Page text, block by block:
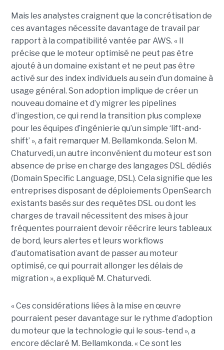
Mais les analystes craignent que la concrétisation de
ces avantages nécessite davantage de travail par
rapport à la compatibilité vantée par AWS. « Il
précise que le moteur optimisé ne peut pas être
ajouté à un domaine existant et ne peut pas être
activé sur des index individuels au sein d’un domaine à
usage général. Son adoption implique de créer un
nouveau domaine et d’y migrer les pipelines
d’ingestion, ce qui rend la transition plus complexe
pour les équipes d’ingénierie qu’un simple ‘lift-and-
shift’ », a fait remarquer M. Bellamkonda. Selon M.
Chaturvedi, un autre inconvénient du moteur est son
absence de prise en charge des langages DSL dédiés
(Domain Specific Language, DSL). Cela signifie que les
entreprises disposant de déploiements OpenSearch
existants basés sur des requêtes DSL ou dont les
charges de travail nécessitent des mises à jour
fréquentes pourraient devoir réécrire leurs tableaux
de bord, leurs alertes et leurs workflows
d’automatisation avant de passer au moteur
optimisé, ce qui pourrait allonger les délais de
migration », a expliqué M. Chaturvedi.
« Ces considérations liées à la mise en œuvre
pourraient peser davantage sur le rythme d’adoption
du moteur que la technologie qui le sous-tend », a
encore déclaré M. Bellamkonda. « Ce sont les